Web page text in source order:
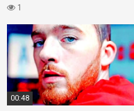
2024
1
00:48